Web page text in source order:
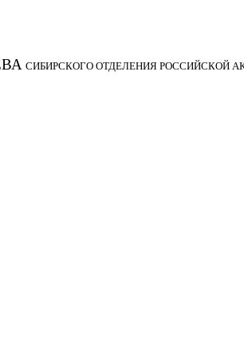
СИБИРСКОГО ОТДЕЛЕНИЯ РОССИЙСКОЙ